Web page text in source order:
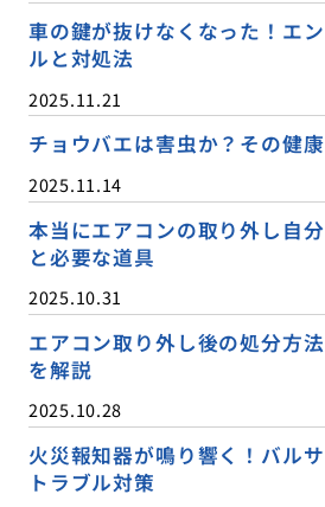
車の鍵が抜けなくなった！エ
ルと対処法
2025.11.21
チョウバエは害虫か？その健
2025.11.14
本当にエアコンの取り外し自
と必要な道具
2025.10.31
エアコン取り外し後の処分方
を解説
2025.10.28
火災報知器が鳴り響く！バル
トラブル対策